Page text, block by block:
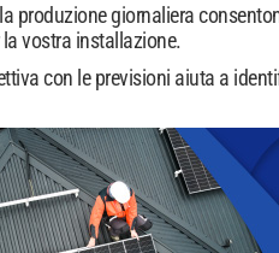
produzione giornaliera
vostra installazione.
con le previsioni aiuta a